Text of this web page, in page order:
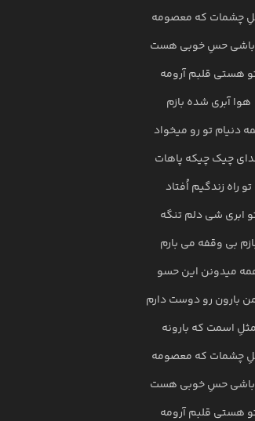
چشمات که معصومه
باشی حسِ خوبی هست
هستی قلبم آرومه
هوا آبری شده بازم
دنیام تو رو میخواد
چیک چیکه پاهات
تو راه زندگیم اُفتاد
ابری شی دلم تنگه
بی وقفه می بارم
میدونن این حسو
بارون رو دوست دارم
مثلِ اسمت که بارونه
چشمات که معصومه
باشی حسِ خوبی هست
هستی قلبم آرومه